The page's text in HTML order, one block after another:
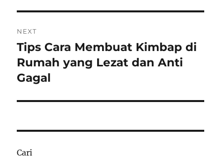
NEXT
Next
post:
Tips Cara Membuat Kimbap di
Rumah yang Lezat dan Anti
Gagal
Cari